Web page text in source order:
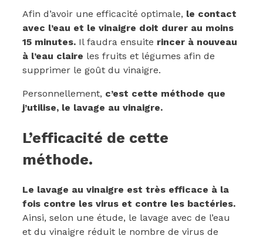
Afin d’avoir une efficacité optimale, le contact
avec l’eau et le vinaigre doit durer au moins
15 minutes. Il faudra ensuite rincer à nouveau
à l’eau claire les fruits et légumes afin de
supprimer le goût du vinaigre.
Personnellement, c’est cette méthode que
j’utilise, le lavage au vinaigre.
L’efficacité de cette
méthode.
Le lavage au vinaigre est très efficace à la
fois contre les virus et contre les bactéries.
Ainsi, selon une étude, le lavage avec de l’eau
et du vinaigre réduit le nombre de virus de